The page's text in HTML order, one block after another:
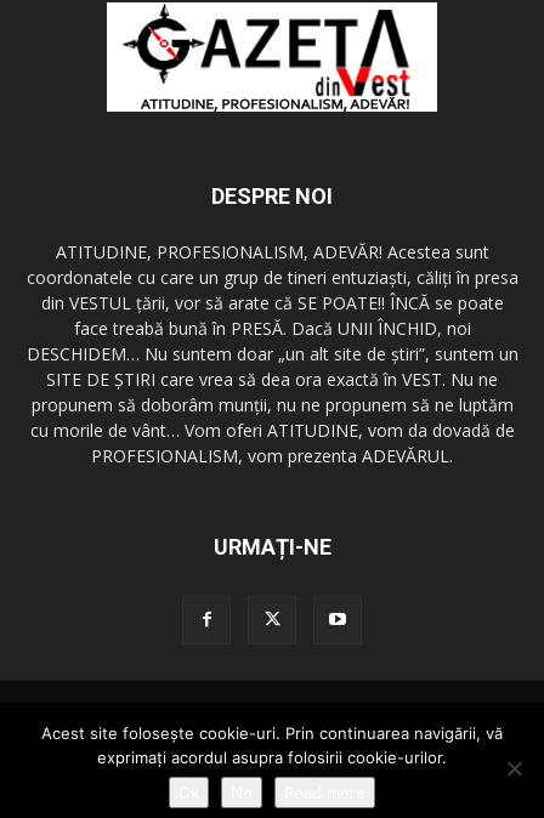
DESPRE NOI
ATITUDINE, PROFESIONALISM, ADEVĂR! Acestea sunt
coordonatele cu care un grup de tineri entuziaşti, căliţi în presa
din VESTUL ţării, vor să arate că SE POATE!! ÎNCĂ se poate
face treabă bună în PRESĂ. Dacă UNII ÎNCHID, noi
DESCHIDEM… Nu suntem doar „un alt site de ştiri”, suntem un
SITE DE ŞTIRI care vrea să dea ora exactă în VEST. Nu ne
propunem să doborâm munţii, nu ne propunem să ne luptăm
cu morile de vânt… Vom oferi ATITUDINE, vom da dovadă de
PROFESIONALISM, vom prezenta ADEVĂRUL.
URMAȚI-NE
Cod de conduita
Confidentialitatea Datelor
Trimite o stire!
Publicitate
Contact
© copyright 2015 - 2026 GazetaDinVest.ro. Toate drepturile rezervate!
Acest site foloseşte cookie-uri. Prin continuarea navigării, vă
exprimaţi acordul asupra folosirii cookie-urilor.